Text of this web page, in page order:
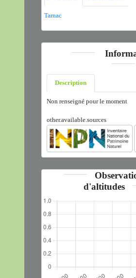
Tarnac
Description
Non renseigné pour le moment
other.available.sources
d'altitudes